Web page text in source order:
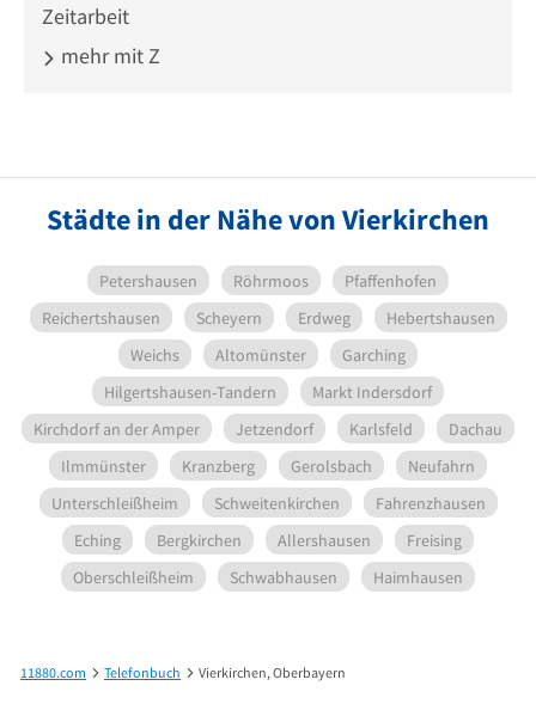
Zeitarbeit
mehr mit Z
Städte in der Nähe von Vierkirchen
Petershausen Röhrmoos
Pfaffenhofen
Reichertshausen
Scheyern Erdweg
Hebertshausen
Weichs
Altomünster
Garching
Hilgertshausen-Tandern
Markt Indersdorf
Kirchdorf an der Amper
Jetzendorf Karlsfeld
Dachau
Ilmmünster
Kranzberg Gerolsbach
Neufahrn
Unterschleißheim
Schweitenkirchen
Fahrenzhausen
Eching
Bergkirchen Allershausen
Freising
Oberschleißheim
Schwabhausen Haimhausen
11880.com Telefonbuch Vierkirchen, Oberbayern